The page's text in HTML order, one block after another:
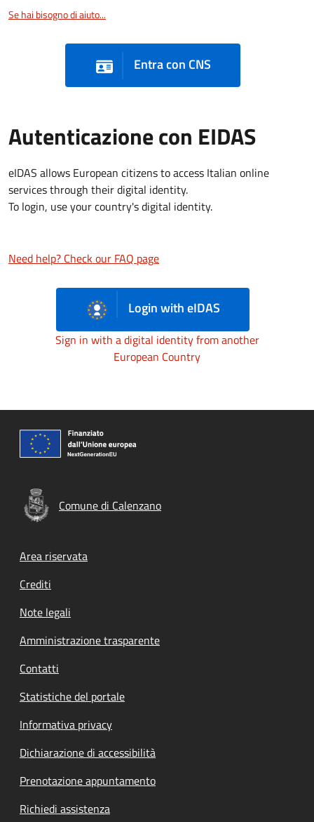
Se hai bisogno di aiuto...
Entra con CNS
Autenticazione con EIDAS
eIDAS allows European citizens to access Italian online
services through their digital identity.
To login, use your country's digital identity.
Need help? Check our FAQ page
Login with eIDAS
Sign in with a digital identity from another
European Country
Comune di Calenzano
Footer menu
Area riservata
Crediti
Note legali
Amministrazione trasparente
Contatti
Statistiche del portale
Informativa privacy
Dichiarazione di accessibilità
Prenotazione appuntamento
Richiedi assistenza